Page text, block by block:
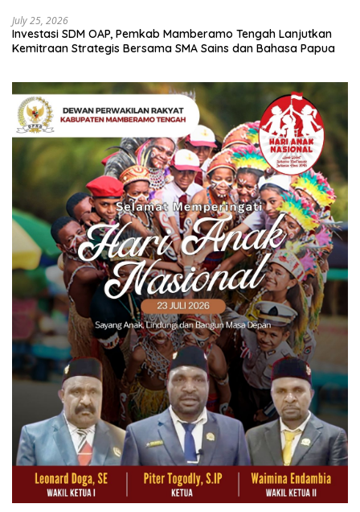
July 25, 2026
Investasi SDM OAP, Pemkab Mamberamo Tengah Lanjutkan
Kemitraan Strategis Bersama SMA Sains dan Bahasa Papua